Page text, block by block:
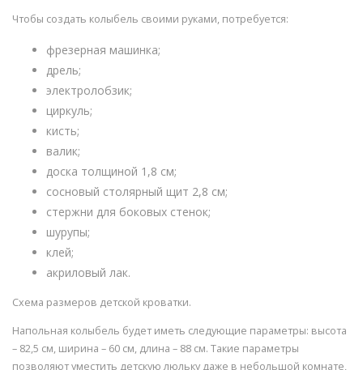
Чтобы создать колыбель своими руками, потребуется:
фрезерная машинка;
дрель;
электролобзик;
циркуль;
кисть;
валик;
доска толщиной 1,8 см;
сосновый столярный щит 2,8 см;
стержни для боковых стенок;
шурупы;
клей;
акриловый лак.
Схема размеров детской кроватки.
Напольная колыбель будет иметь следующие параметры: высота
– 82,5 см, ширина – 60 см, длина – 88 см. Такие параметры
позволяют уместить детскую люльку даже в небольшой комнате,